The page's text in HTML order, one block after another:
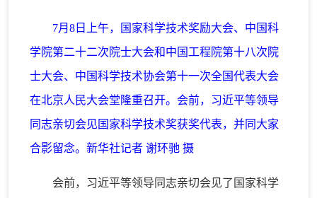
7月8日上午，国家科学技术奖励大会、中国科
学院第二十二次院士大会和中国工程院第十八次院
士大会、中国科学技术协会第十一次全国代表大会
在北京人民大会堂隆重召开。会前，习近平等领导
同志亲切会见国家科学技术奖获奖代表，并同大家
合影留念。新华社记者 谢环驰 摄
会前，习近平等领导同志亲切会见了国家科学